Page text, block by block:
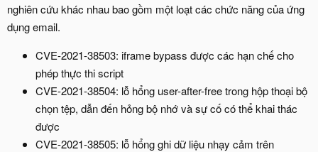
nghiên cứu khác nhau bao gồm một loạt các chức năng của ứng
dụng email.
CVE-2021-38503: iframe bypass được các hạn chế cho
phép thực thi script
CVE-2021-38504: lỗ hổng user-after-free trong hộp thoại bộ
chọn tệp, dẫn đến hỏng bộ nhớ và sự cố có thể khai thác
được
CVE-2021-38505: lỗ hổng ghi dữ liệu nhạy cảm trên